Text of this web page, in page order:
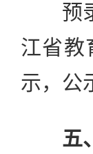
预录
江省教
示，公
五